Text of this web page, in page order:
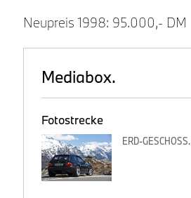
Neupreis 1998: 95.000,- DM
Mediabox.
Fotostrecke
ERD-GESCHOSS.